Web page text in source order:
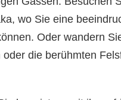
wo Sie eine
Oder wandern
die berühmten